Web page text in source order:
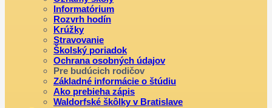
Informatórium
Rozvrh hodín
Krúžky
Stravovanie
Školský poriadok
Ochrana osobných údajov
Pre budúcich rodičov
Základné informácie o štúdiu
Ako prebieha zápis
Waldorfské škôlky v Bratislave